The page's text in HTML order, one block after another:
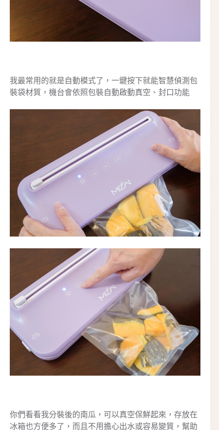
我最常用的就是自動模式了，一鍵按下就能智慧偵測包
裝袋材質，機台會依照包裝自動啟動真空、封口功能
你們看看我分裝後的南瓜，可以真空保鮮起來，存放在
冰箱也方便多了，而且不用擔心出水或容易變質，幫助